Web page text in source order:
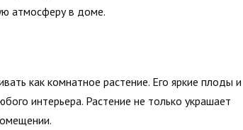
атмосферу в доме.
как комнатное растение. Его яркие плоды и
интерьера. Растение не только украшает